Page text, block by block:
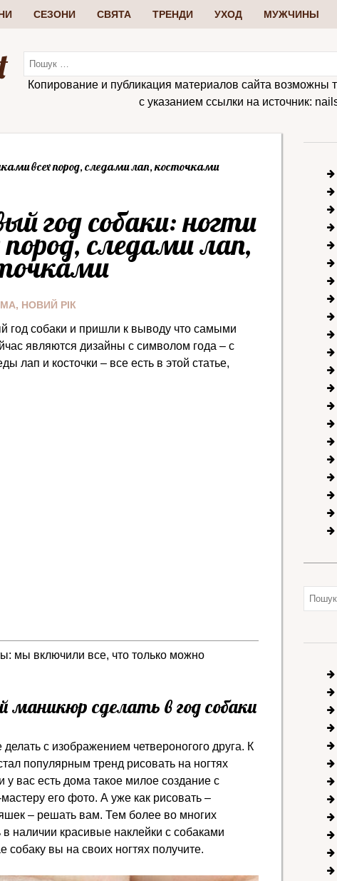
СЕЗОНИ СВЯТА ТРЕНДИ УХОД МУЖЧИНЫ
Копирование и публикация материалов сайта возможны
с указанием ссылки на источник:
всех пород, следами лап, косточками
год собаки: ногти
пород, следами лап,
, НОВИЙ РІК
собаки и пришли к выводу что самыми
являются дизайны с символом года – с
лап и косточки – все есть в этой статье,
мы включили все, что только можно
маникюр сделать в год собаки
с изображением четвероногого друга. К
популярным тренд рисовать на ногтях
вас есть дома такое милое создание с
его фото. А уже как рисовать –
– решать вам. Тем более во многих
наличии красивые наклейки с собаками
собаку вы на своих ногтях получите.